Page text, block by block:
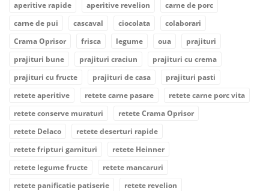
aperitive rapide
aperitive revelion
carne de porc
carne de pui
cascaval ciocolata
colaborari
Crama Oprisor
frisca legume oua
prajituri
prajituri bune
prajituri craciun
prajituri cu crema
prajituri cu fructe
prajituri de casa
prajituri pasti
retete aperitive
retete carne pasare
retete carne porc vita
retete conserve muraturi
retete Crama Oprisor
retete Delaco
retete deserturi rapide
retete fripturi garnituri
retete Heinner
retete legume fructe
retete mancaruri
retete panificatie patiserie
retete revelion